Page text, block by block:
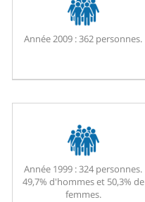
Année 2009 :362 personnes.
Année 1999 :324 personnes.
49,7% d'hommes et 50,3% de
femmes.